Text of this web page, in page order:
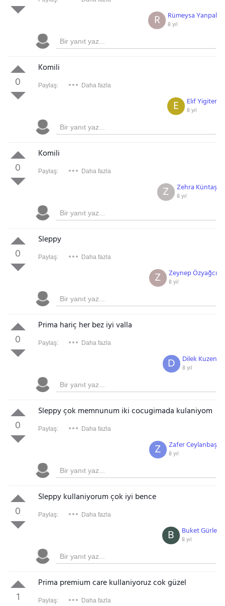
Rümeysa Yanpal
8 yıl
R
0
Komili
Paylaş: Daha fazla
Elıf Yigiter
8 yıl
E
0
Komili
Paylaş: Daha fazla
Zehra Küntaş
8 yıl
Z
0
Sleppy
Paylaş: Daha fazla
Zeynep Özyağcı
8 yıl
Z
0
Prima hariç her bez iyi valla
Paylaş: Daha fazla
Dilek Kuzen
8 yıl
D
0
Sleppy çok memnunum iki cocugimada kulaniyom
Paylaş: Daha fazla
Zafer Ceylanbaş
8 yıl
Z
0
Sleppy kullaniyorum çok iyi bence
Paylaş: Daha fazla
Buket Gürle
8 yıl
B
1
Prima premium care kullaniyoruz cok güzel
Paylaş: Daha fazla
Gezinti Menüsü